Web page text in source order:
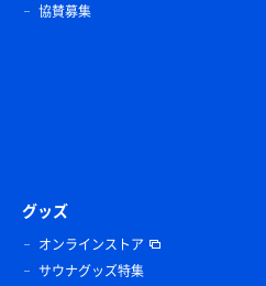
協賛募集
グッズ
オンラインストア
サウナグッズ特集